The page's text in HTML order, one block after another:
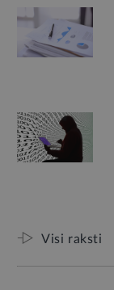
Visi raksti